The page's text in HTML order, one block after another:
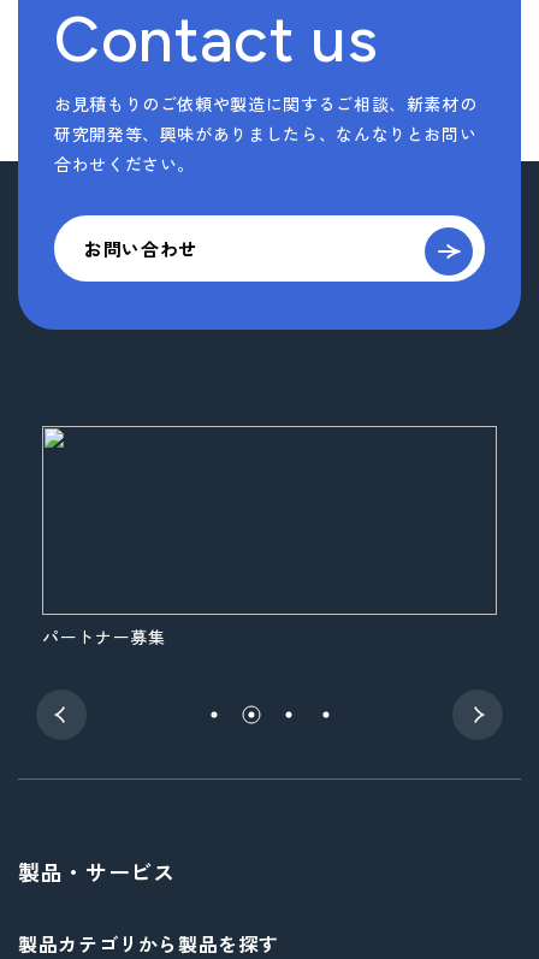
Contact us
お見積もりのご依頼や製造に関するご相談、新素材の
研究開発等、 興味がありましたら、なんなりとお問い
合わせください。
お問い合わせ
パートナー募集
製品・サービス
製品カテゴリから製品を探す